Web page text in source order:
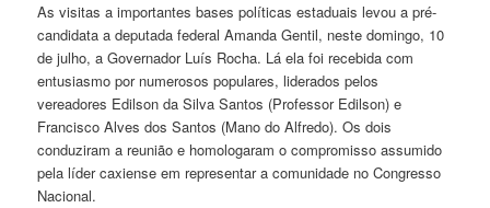
As visitas a importantes bases políticas estaduais levou a pré-
candidata a deputada federal Amanda Gentil, neste domingo, 10
de julho, a Governador Luís Rocha. Lá ela foi recebida com
entusiasmo por numerosos populares, liderados pelos
vereadores Edilson da Silva Santos (Professor Edilson) e
Francisco Alves dos Santos (Mano do Alfredo). Os dois
conduziram a reunião e homologaram o compromisso assumido
pela líder caxiense em representar a comunidade no Congresso
Nacional.